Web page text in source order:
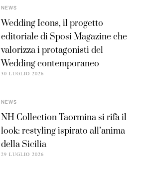
NEWS
Wedding Icons, il progetto
editoriale di Sposi Magazine che
valorizza i protagonisti del
Wedding contemporaneo
30 LUGLIO 2026
NEWS
NH Collection Taormina si rifà il
look: restyling ispirato all’anima
della Sicilia
29 LUGLIO 2026